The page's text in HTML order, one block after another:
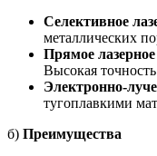
Селективное
металлических
Прямое
Высокая
Электронно-
тугоплавкими
б) Преимущества